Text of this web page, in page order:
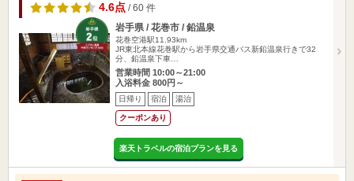
4.6点/ 60 件
岩手県 / 花巻市 / 鉛温泉
花巻空港駅11.93km
JR東北本線花巻駅から岩手県交通バス新鉛温泉行きで32
分、鉛温泉下車…
営業時間 10:00～21:00
入浴料金 800円～
日帰り 宿泊 湯治
クーポンあり
楽天トラベルの宿泊プランを見る